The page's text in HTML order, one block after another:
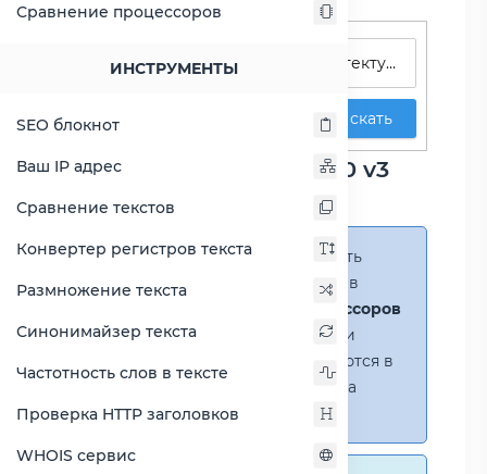
Сравнение процессоров
ИНСТРУМЕНТЫ
SEO блокнот
Ваш IP адрес
Сравнение текстов
Конвертер регистров текста
Размножение текста
Синонимайзер текста
Частотность слов в тексте
Проверка HTTP заголовков
WHOIS сервис
Поиск процессоров
Искать
Сравнение Xeon E3-1270 v3
против Xeon Gold 6246
Справка:Можно добавить
несколько процессоров в
(до 14 процессоров
в таблице)
. В случае если
процессоры не помещаются в
таблицу, появится полоса
прокрутки.